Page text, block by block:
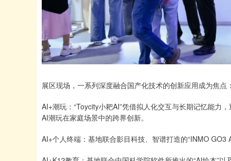
展区现场，一系列深度融合国产化技术的创新应用成为焦点：
AI+潮玩：“Toycity小耙AI”凭借拟人化交互与长期记忆能力
AI潮玩在家庭场景中的跨界创新。
AI+个人终端：基地联合影目科技、智谱打造的“INMO GO3